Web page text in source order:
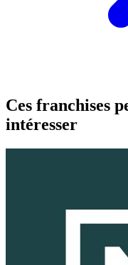
Ces franchises
intéresser